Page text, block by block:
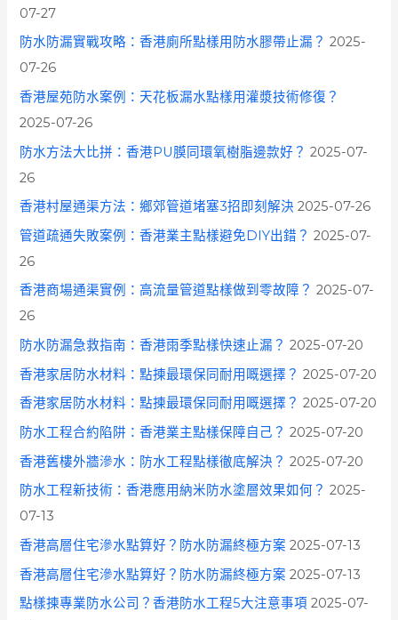
07-27
防水防漏實戰攻略：香港廁所點樣用防水膠帶止漏？ 2025-
07-26
香港屋苑防水案例：天花板漏水點樣用灌漿技術修復？
2025-07-26
防水方法大比拼：香港PU膜同環氧樹脂邊款好？ 2025-07-
26
香港村屋通渠方法：鄉郊管道堵塞3招即刻解決 2025-07-26
管道疏通失敗案例：香港業主點樣避免DIY出錯？ 2025-07-
26
香港商場通渠實例：高流量管道點樣做到零故障？ 2025-07-
26
防水防漏急救指南：香港雨季點樣快速止漏？ 2025-07-20
香港家居防水材料：點揀最環保同耐用嘅選擇？ 2025-07-20
香港家居防水材料：點揀最環保同耐用嘅選擇？ 2025-07-20
防水工程合約陷阱：香港業主點樣保障自己？ 2025-07-20
香港舊樓外牆滲水：防水工程點樣徹底解決？ 2025-07-20
防水工程新技術：香港應用納米防水塗層效果如何？ 2025-
07-13
香港高層住宅滲水點算好？防水防漏終極方案 2025-07-13
香港高層住宅滲水點算好？防水防漏終極方案 2025-07-13
點樣揀專業防水公司？香港防水工程5大注意事項 2025-07-